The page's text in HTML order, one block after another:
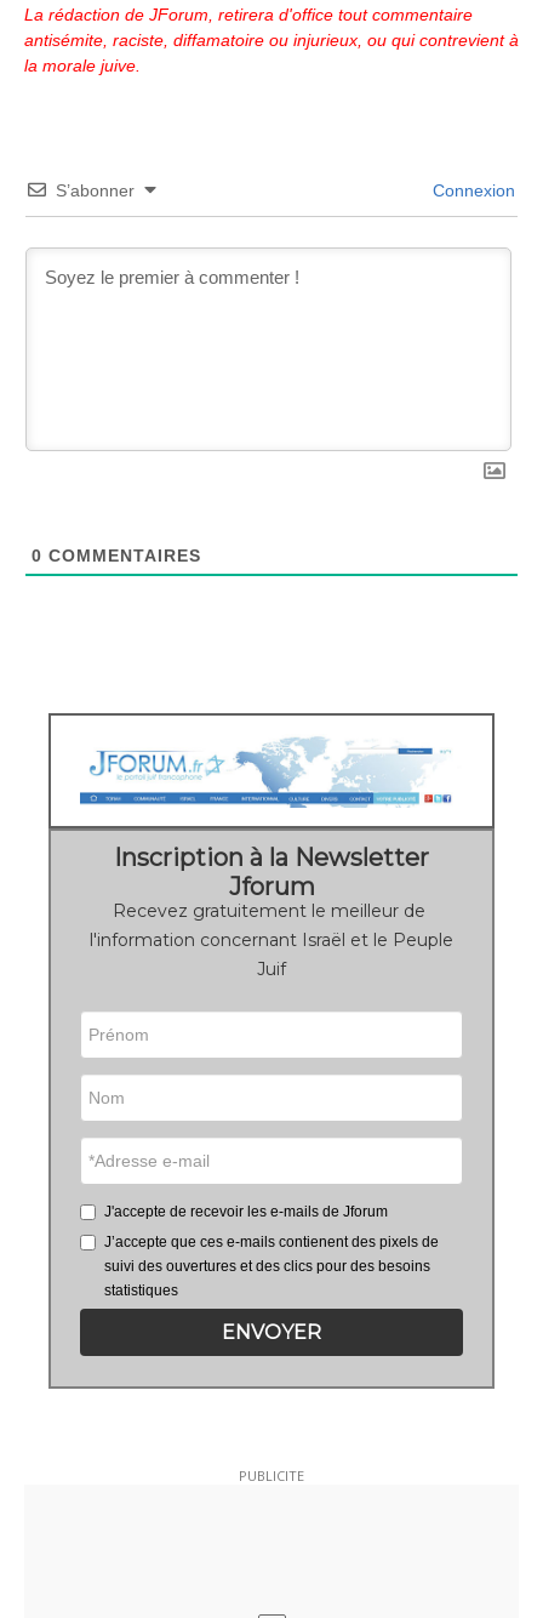
La rédaction de JForum, retirera d'office tout commentaire
antisémite, raciste, diffamatoire ou injurieux, ou qui contrevient à
la morale juive.
S’abonner Connexion
0 COMMENTAIRES
Inscription à la Newsletter
Jforum
Recevez gratuitement le meilleur de
l'information concernant Israël et le Peuple
Juif
J'accepte de recevoir les e-mails de Jforum
J’accepte que ces e-mails contienent des pixels de
suivi des ouvertures et des clics pour des besoins
statistiques
ENVOYER